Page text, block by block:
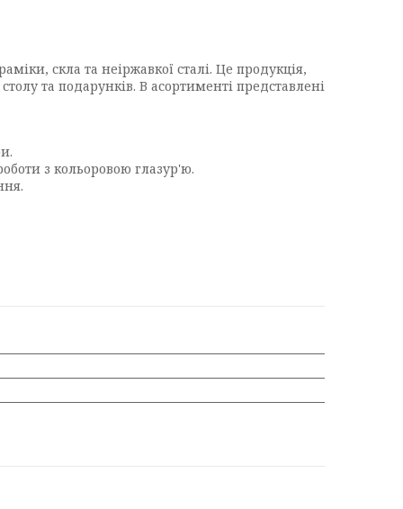
скла та неіржавкої сталі. Це продукція,
та подарунків. В асортименті представлені
з кольоровою глазур'ю.